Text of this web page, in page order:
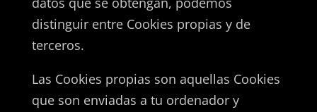
distinguir entre Cookies propias y de
terceros.
Las Cookies propias son aquellas Cookies
que son enviadas a tu ordenador y